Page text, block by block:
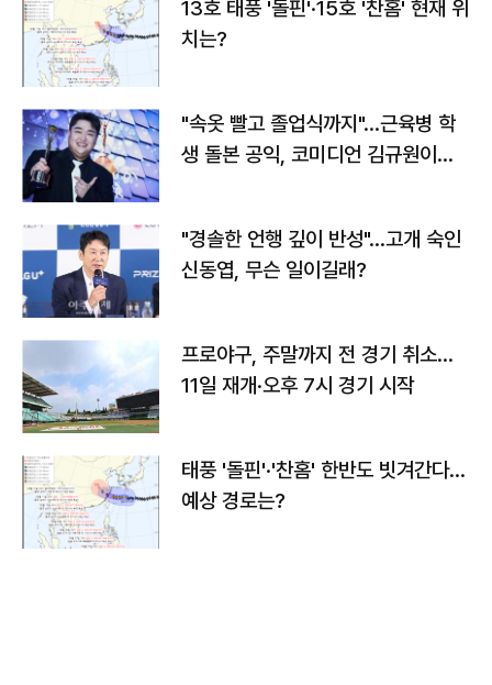
13호 태풍 '돌핀'·15호 '찬홈' 현재 위
치는?
"속옷 빨고 졸업식까지"…근육병 학
생 돌본 공익, 코미디언 김규원이었
"경솔한 언행 깊이 반성"…고개 숙인
신동엽, 무슨 일이길래?
프로야구, 주말까지 전 경기 취소…
11일 재개·오후 7시 경기 시작
태풍 '돌핀'·'찬홈' 한반도 빗겨간다…
예상 경로는?